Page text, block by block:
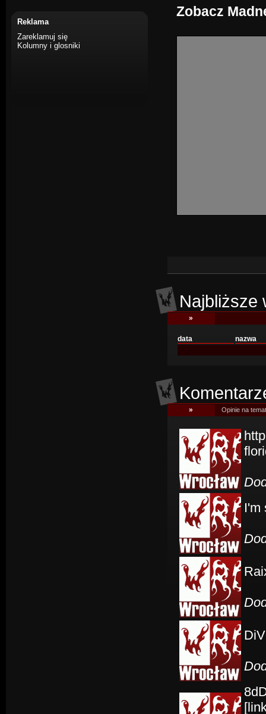
Reklama
Zareklamuj się
Kolumny i glosniki
Zobacz
Najbliższe
»
data nazwa
» Opinie na
I'm